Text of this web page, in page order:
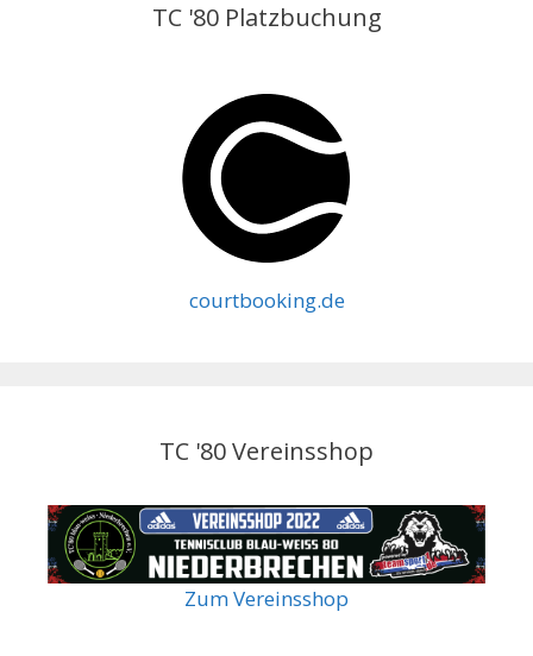
TC '80 Platzbuchung
courtbooking.de
TC '80 Vereinsshop
Zum Vereinsshop